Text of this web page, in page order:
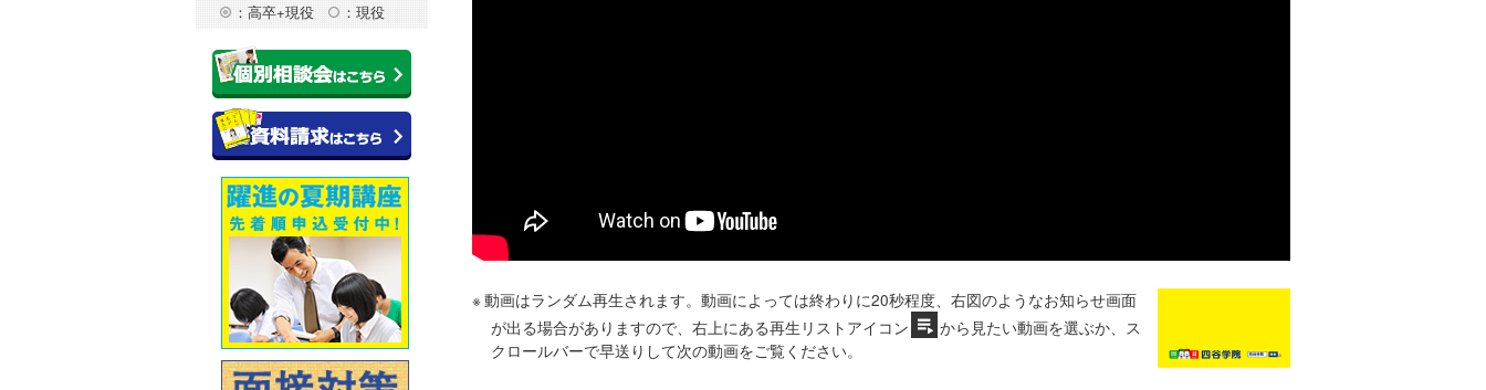
：高卒+現役
：現役
動画はランダム再生されます。動画によっては終わりに20秒程度、右図のようなお知らせ画面
が出る場合がありますので、右上にある再生リストアイコン
から見たい動画を選ぶか、ス
クロールバーで早送りして次の動画をご覧ください。